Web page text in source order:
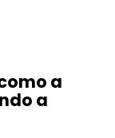
a
a